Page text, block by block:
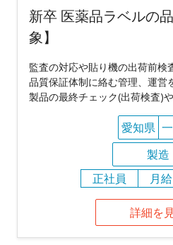
新卒 医薬品ラベルの
象】
監査の対応や貼り機の出荷前検
品質保証体制に絡む管理、運営
製品の最終チェック(出荷検査)
愛知県
製造
正社員
月
詳細を